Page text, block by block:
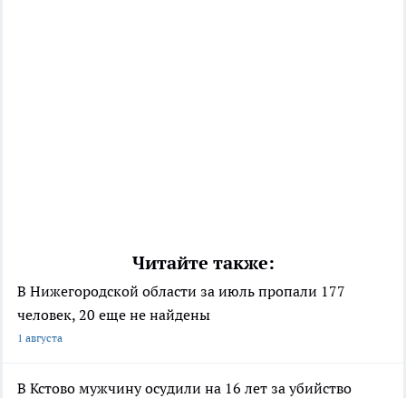
Читайте также:
В Нижегородской области за июль пропали 177
человек, 20 еще не найдены
1 августа
В Кстово мужчину осудили на 16 лет за убийство